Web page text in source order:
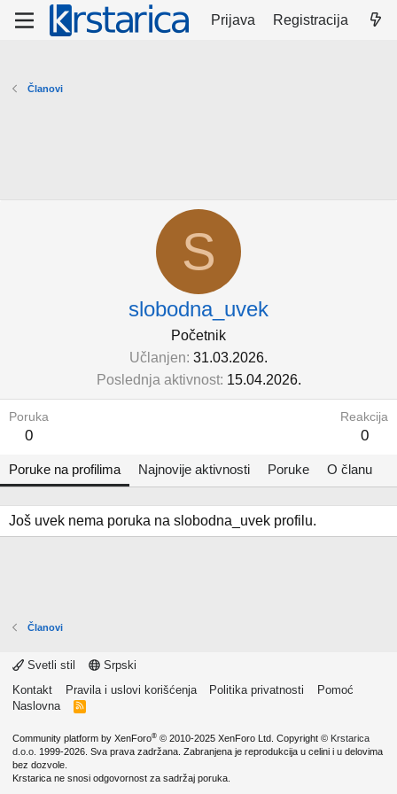
Prijava Registracija
Članovi
S
slobodna_uvek
Početnik
Učlanjen 31.03.2026.
Poslednja aktivnost 15.04.2026.
Poruka
0
Reakcija
0
Poruke na profilima Najnovije aktivnosti Poruke O članu
Još uvek nema poruka na slobodna_uvek profilu.
Članovi
Svetli stil
Srpski
Kontakt
Pravila i uslovi korišćenja Politika privatnosti
Pomoć
Naslovna
R
Community platform by XenForo® © 2010-2025 XenForo Ltd. Copyright © Krstarica
d.o.o. 1999-2026. Sva prava zadržana. Zabranjena je reprodukcija u celini i u delovima
bez dozvole.
Krstarica ne snosi odgovornost za sadržaj poruka.